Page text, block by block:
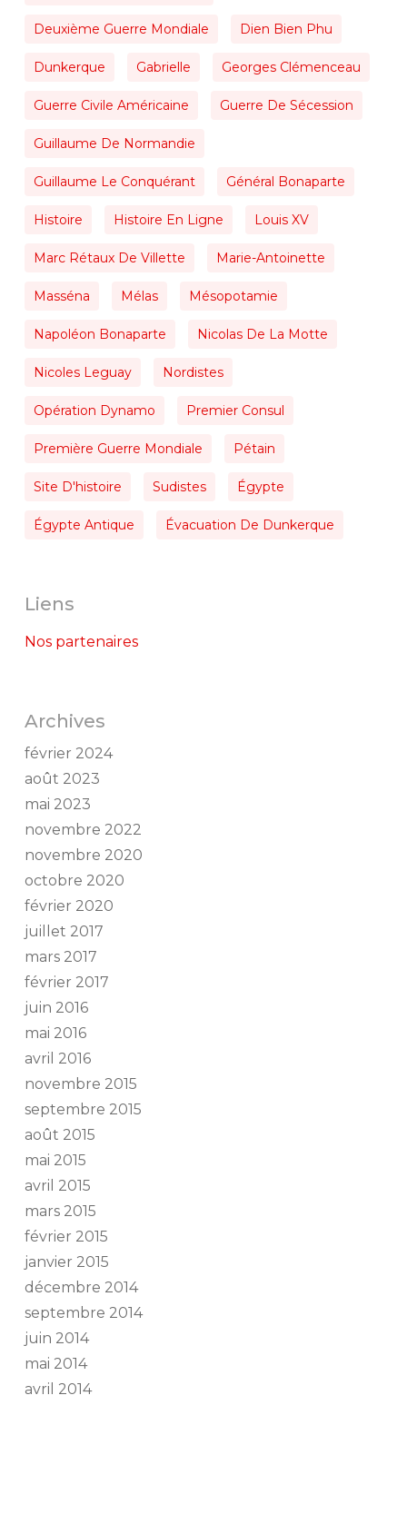
Deuxième Guerre Mondiale Dien Bien Phu
Dunkerque Gabrielle Georges Clémenceau
Guerre Civile Américaine Guerre De Sécession
Guillaume De Normandie
Guillaume Le Conquérant Général Bonaparte
Histoire Histoire En Ligne Louis XV
Marc Rétaux De Villette Marie-Antoinette
Masséna Mélas Mésopotamie
Napoléon Bonaparte Nicolas De La Motte
Nicoles Leguay Nordistes
Opération Dynamo Premier Consul
Première Guerre Mondiale Pétain
Site D'histoire Sudistes Égypte
Égypte Antique Évacuation De Dunkerque
Liens
Nos partenaires
Archives
février 2024
août 2023
mai 2023
novembre 2022
novembre 2020
octobre 2020
février 2020
juillet 2017
mars 2017
février 2017
juin 2016
mai 2016
avril 2016
novembre 2015
septembre 2015
août 2015
mai 2015
avril 2015
mars 2015
février 2015
janvier 2015
décembre 2014
septembre 2014
juin 2014
mai 2014
avril 2014